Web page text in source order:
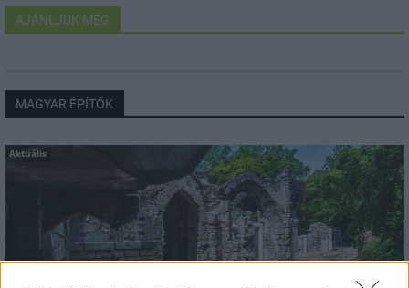
AJÁNLJUK MÉG
MAGYAR ÉPÍTŐK
Aktuális